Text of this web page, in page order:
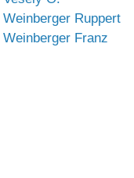
Weinberger Ruppert
Weinberger Franz